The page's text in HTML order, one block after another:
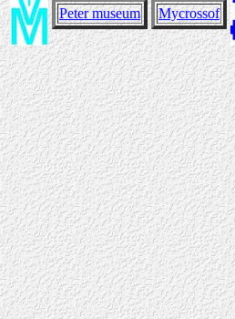
Peter museum Mycrossof